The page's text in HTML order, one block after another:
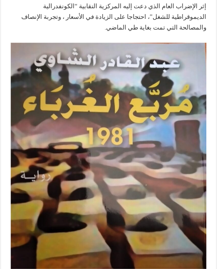
إثر الإضراب العام الذي دعت إليه المركزية النقابية “الكونفدرالية
الديموقراطية للشغل”، احتجاجا على الزيادة في الأسعار ، وتجربة الإنصاف
والمصالحة التي تمت بغاية طي الماضي.